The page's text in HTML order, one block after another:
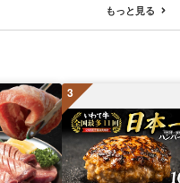
もっと見る
3